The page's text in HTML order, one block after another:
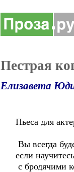
Пестрая
Елизавета
Пьеса для
Вы всегда
если
с бродячими